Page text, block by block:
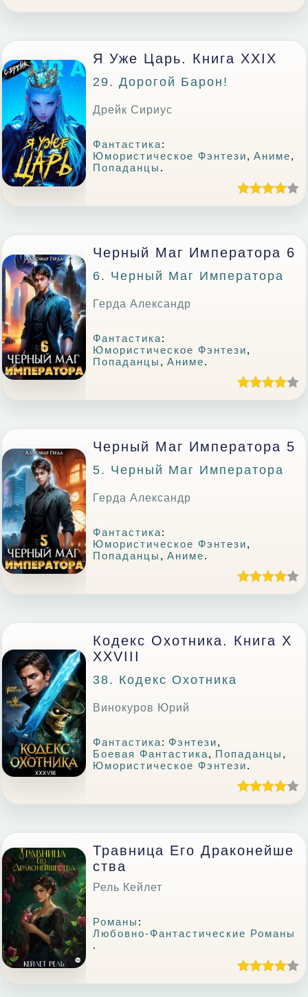
Я Уже Царь. Книга XXIX
29. Дорогой Барон!
Дрейк Сириус
Фантастика:
Юмористическое Фэнтези,Аниме,
Попаданцы .
Черный Маг Императора 6
6. Черный Маг Императора
Герда Александр
Фантастика:
Юмористическое Фэнтези,
Попаданцы ,Аниме.
Черный Маг Императора 5
5. Черный Маг Императора
Герда Александр
Фантастика:
Юмористическое Фэнтези,
Попаданцы ,Аниме.
Кодекс Охотника. Книга X
XXVIII
38. Кодекс Охотника
Винокуров Юрий
Фантастика: Фэнтези,
Боевая Фантастика, Попаданцы ,
Юмористическое Фэнтези.
Травница Его Драконейше
Ства
Рель Кейлет
Романы :
Любовно-Фантастические Романы
.